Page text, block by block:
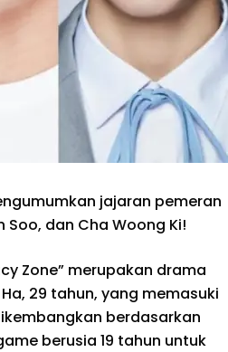
jajaran pemeran
Soo, dan Cha Woong Ki!
Zone” merupakan drama
29 tahun, yang memasuki
berdasarkan
berusia 19 tahun untuk